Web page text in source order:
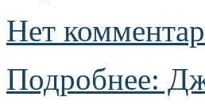
Нет
Подробнее: